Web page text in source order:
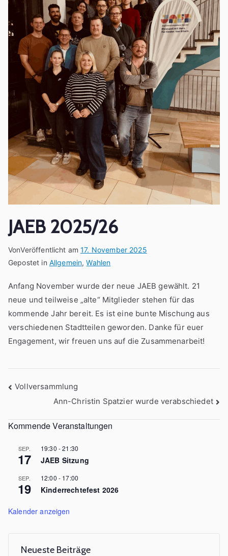
JAEB 2025/26
VonVeröffentlicht am17. November 2025
Gepostet in Allgemein,Wahlen
Anfang November wurde der neue JAEB gewählt. 21
neue und teilweise „alte“ Mitglieder stehen für das
kommende Jahr bereit. Es ist eine bunte Mischung aus
verschiedenen Stadtteilen geworden. Danke für euer
Engagement, wir freuen uns auf die Zusammenarbeit!
Beitragsnavigation
Vollversammlung
Ann-Christin Spatzier wurde verabschiedet
Kommende Veranstaltungen
SEP.
17
19:30 -21:30
JAEB Sitzung
SEP.
19
12:00 - 17:00
Kinderrechtefest 2026
Kalender anzeigen
Neueste Beiträge